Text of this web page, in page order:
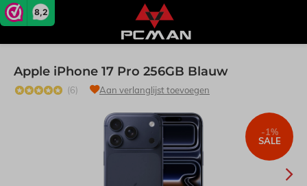
8,2
Apple iPhone 17 Pro 256GB Blauw
(6) Aan verlanglijst toevoegen
-1%
SALE